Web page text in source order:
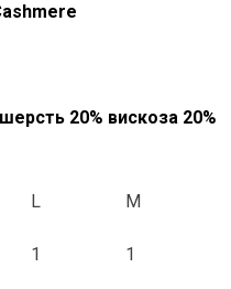
20% вискоза 20%
L M
1 1